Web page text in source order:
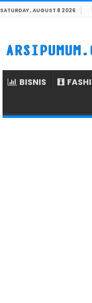
SATURDAY , AUGUST 8 2026
BISNIS